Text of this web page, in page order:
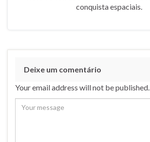
conquista espaciais.
Deixe um comentário
Your email address will not be published.